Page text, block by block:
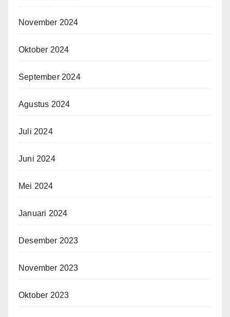
November 2024
Oktober 2024
September 2024
Agustus 2024
Juli 2024
Juni 2024
Mei 2024
Januari 2024
Desember 2023
November 2023
Oktober 2023